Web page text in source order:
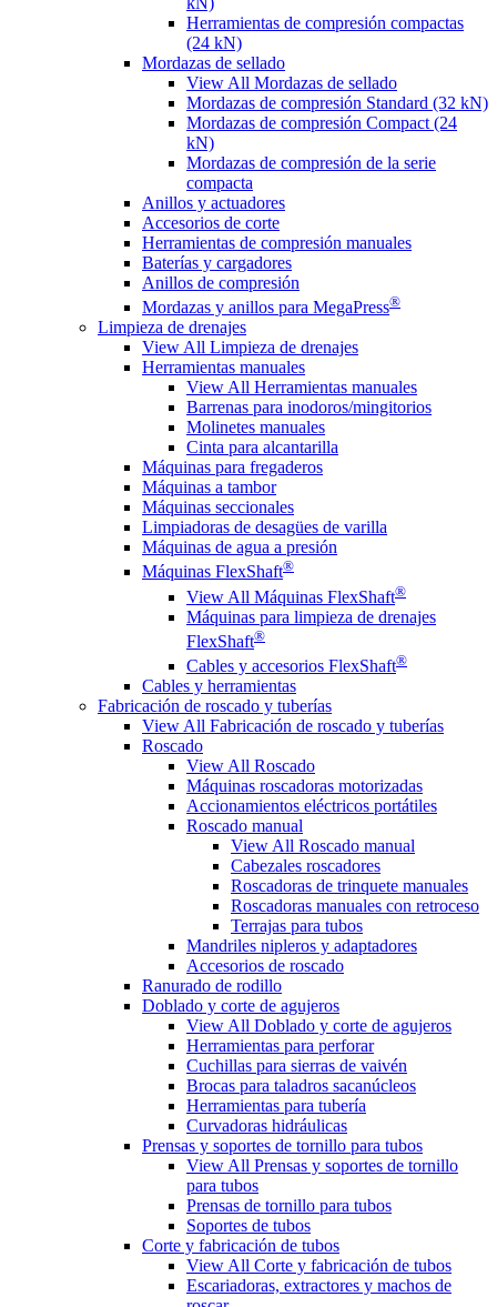
Herramientas de compresión compactas
(24 kN)
Mordazas de sellado
View All Mordazas de sellado
Mordazas de compresión Standard (32 kN)
Mordazas de compresión Compact (24
kN)
Mordazas de compresión de la serie
compacta
Anillos y actuadores
Accesorios de corte
Herramientas de compresión manuales
Baterías y cargadores
Anillos de compresión
Mordazas y anillos para MegaPress®
Limpieza de drenajes
View All Limpieza de drenajes
Herramientas manuales
View All Herramientas manuales
Barrenas para inodoros/mingitorios
Molinetes manuales
Cinta para alcantarilla
Máquinas para fregaderos
Máquinas a tambor
Máquinas seccionales
Limpiadoras de desagües de varilla
Máquinas de agua a presión
Máquinas FlexShaft®
View All Máquinas FlexShaft®
Máquinas para limpieza de drenajes
FlexShaft®
Cables y accesorios FlexShaft®
Cables y herramientas
Fabricación de roscado y tuberías
View All Fabricación de roscado y tuberías
Roscado
View All Roscado
Máquinas roscadoras motorizadas
Accionamientos eléctricos portátiles
Roscado manual
View All Roscado manual
Cabezales roscadores
Roscadoras de trinquete manuales
Roscadoras manuales con retroceso
Terrajas para tubos
Mandriles nipleros y adaptadores
Accesorios de roscado
Ranurado de rodillo
Doblado y corte de agujeros
View All Doblado y corte de agujeros
Herramientas para perforar
Cuchillas para sierras de vaivén
Brocas para taladros sacanúcleos
Herramientas para tubería
Curvadoras hidráulicas
Prensas y soportes de tornillo para tubos
View All Prensas y soportes de tornillo
para tubos
Prensas de tornillo para tubos
Soportes de tubos
Corte y fabricación de tubos
View All Corte y fabricación de tubos
Escariadoras, extractores y machos de